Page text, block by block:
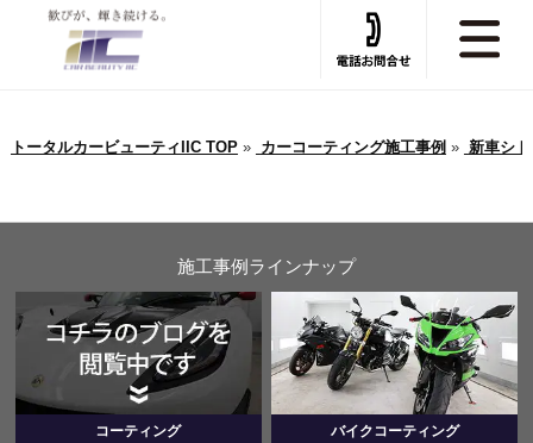
トータルカービューティIIC TOP» カーコーティング施工事例 » 新車シ
施工事例ラインナップ
コーティング
バイクコーティング